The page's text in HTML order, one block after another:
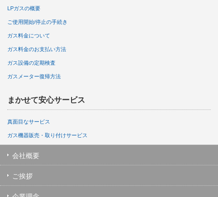
LPガスの概要
ご使用開始/停止の手続き
ガス料金について
ガス料金のお支払い方法
ガス設備の定期検査
ガスメーター復帰方法
まかせて安心サービス
真面目なサービス
ガス機器販売・取り付けサービス
会社概要
ご挨拶